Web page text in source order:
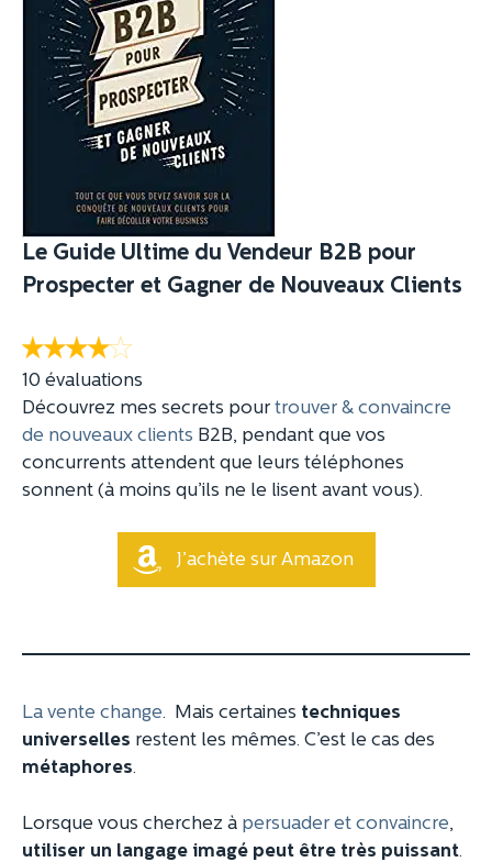
Le Guide Ultime du Vendeur B2B pour
Prospecter et Gagner de Nouveaux Clients
10 évaluations
Découvrez mes secrets pour trouver & convaincre
de nouveaux clients B2B, pendant que vos
concurrents attendent que leurs téléphones
sonnent (à moins qu’ils ne le lisent avant vous).
J’achète sur Amazon
La vente change. Mais certaines techniques
universelles restent les mêmes. C’est le cas des
métaphores.
Lorsque vous cherchez à persuader et convaincre,
utiliser un langage imagé peut être très puissant.